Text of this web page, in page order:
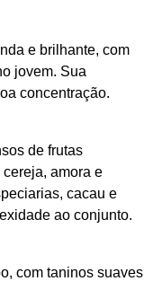
e brilhante, com
jovem. Sua
concentração.
de frutas
amora e
cacau e
ao conjunto.
com taninos suaves